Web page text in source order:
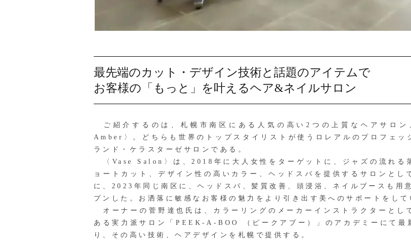
最先端のカット・デザイン技術と話題のアイテムで
お客様の「もっと」を叶えるヘア&ネイルサロン
ご紹介するのは、札幌市南区にある人気の高い2つの上質なヘアサロ
Amber〉。どちらも世界のトップスタイリストが使うロレアルのプロフェッ
ランド・ケラスターゼサロンである。
〈Vase Salon〉は、2018年に大人女性をターゲットに、ジャズの流れる
ョートカット、デザイン性の高いカラー、ヘッドスパを提供するサロンとし
に、2023年同じ南区に、ヘッドスパ、髪質改善、頭浸浴、ネイルブースも
プンした。お洒落に敏感なお客様の魅力をより引き出す美へのサポートをして
オーナーの菅野達也氏は、カラーリングのメーカーインストラクターとし
ある実力派サロン「PEEK‐A‐BOO （ピークアブー）」のアカデミーにて最
り、その高い技術、ヘアデザインを札幌で提供する。